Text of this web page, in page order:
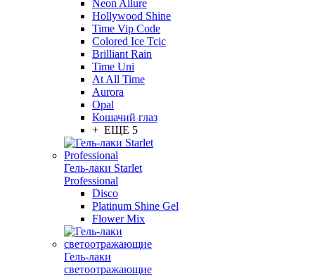
Neon Allure
Hollywood Shine
Time Vip Code
Colored Ice Tcic
Brilliant Rain
Time Uni
At All Time
Aurora
Opal
Кошачий глаз
+ ЕЩЕ 5
Гель-лаки Starlet
Professional
Disco
Platinum Shine Gel
Flower Mix
Гель-лаки
светоотражающие